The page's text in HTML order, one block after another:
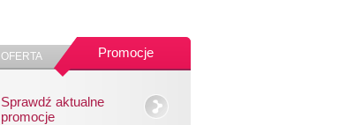
OFERTA Promocje
Sprawdź aktualne
promocje